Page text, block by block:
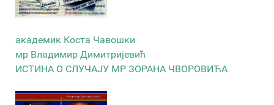
академик Коста Чавошки
мр Владимир Димитријевић
ИСТИНА О СЛУЧАЈУ МР ЗОРАНА ЧВОРОВИЋА